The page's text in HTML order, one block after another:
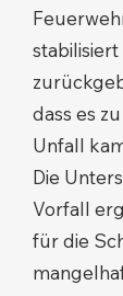
dass es
Unfall
Die
Vorfall
für die